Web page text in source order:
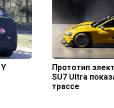
Прототип
SU7 Ultra
трассе